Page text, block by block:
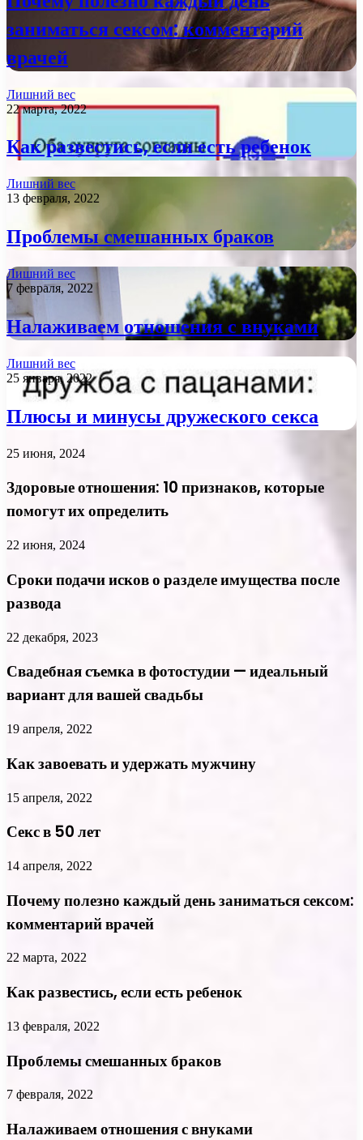
заниматься сексом: комментарий
врачей
Лишний вес
22 марта, 2022
Как развестись, если есть ребенок
Лишний вес
13 февраля, 2022
Проблемы смешанных браков
Лишний вес
7 февраля, 2022
Налаживаем отношения с внуками
Лишний вес
25 января, 2022
Плюсы и минусы дружеского секса
25 июня, 2024
Здоровые отношения: 10 признаков, которые
помогут их определить
22 июня, 2024
Сроки подачи исков о разделе имущества после
развода
22 декабря, 2023
Свадебная съемка в фотостудии — идеальный
вариант для вашей свадьбы
19 апреля, 2022
Как завоевать и удержать мужчину
15 апреля, 2022
Секс в 50 лет
14 апреля, 2022
Почему полезно каждый день заниматься сексом:
комментарий врачей
22 марта, 2022
Как развестись, если есть ребенок
13 февраля, 2022
Проблемы смешанных браков
7 февраля, 2022
Налаживаем отношения с внуками